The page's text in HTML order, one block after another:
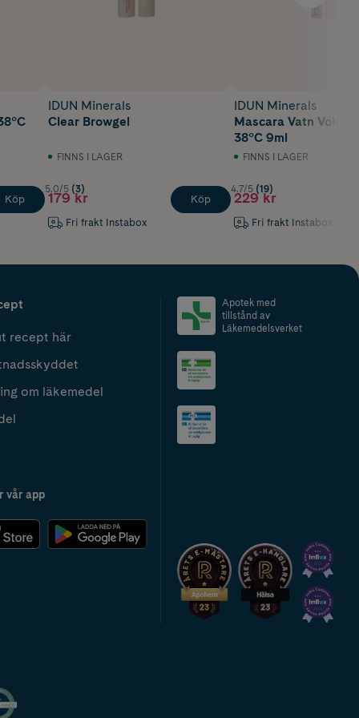
Köp
IDUN Minerals
Clear Browgel
FINNS I LAGER
5.0/5 (3)
179 kr
Fri frakt Instabox
Köp
IDUN Minerals
Mascara Vatn
38°C 9ml
FINNS I LAGER
4.7/5 (19)
229 kr
Fri frakt Instabox
recept här
om läkemedel
vår app
Apotek med
tillstånd av
Läkemedelsverket
2024